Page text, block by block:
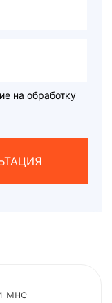
на обработку
мне